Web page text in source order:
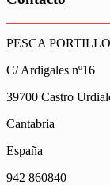
PESCA PORTILLO
C/ Ardigales nº16
39700 Castro
Cantabria
España
942 860840